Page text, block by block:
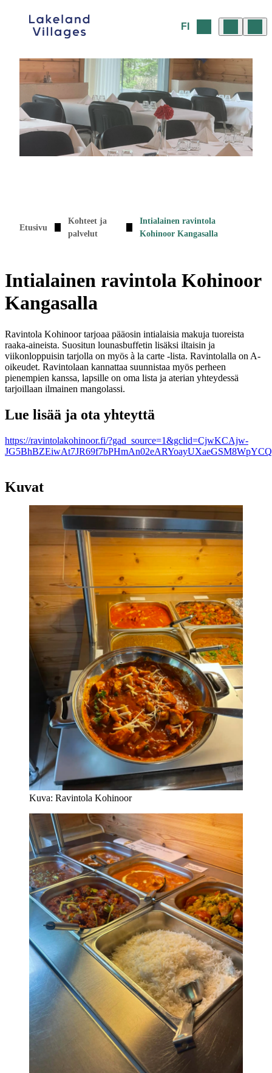
sisältöön
FI
Etusivu
Kohteet ja
palvelut
Intialainen ravintola
Kohinoor Kangasalla
Intialainen ravintola Kohinoor
Kangasalla
Ravintola Kohinoor tarjoaa pääosin intialaisia makuja tuoreista
raaka-aineista. Suositun lounasbuffetin lisäksi iltaisin ja
viikonloppuisin tarjolla on myös à la carte -lista. Ravintolalla on A-
oikeudet. Ravintolaan kannattaa suunnistaa myös perheen
pienempien kanssa, lapsille on oma lista ja aterian yhteydessä
tarjoillaan ilmainen mangolassi.
Lue lisää ja ota yhteyttä
https://ravintolakohinoor.fi/?gad_source=1&gclid=CjwKCAjw-
Kuvat
Kuva: Ravintola Kohinoor